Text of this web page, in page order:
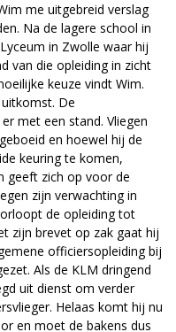
me uitgebreid verslag
Na de lagere school in
in Zwolle waar hij
van die opleiding in zicht
keuze vindt Wim.
De
met een stand. Vliegen
en hoewel hij de
keuring te komen,
geeft zich op voor de
zijn verwachting in
de opleiding tot
zijn brevet op zak gaat hij
officiersopleiding bij
Als de KLM dringend
uit dienst om verder
Helaas komt hij nu
en moet de bakens dus